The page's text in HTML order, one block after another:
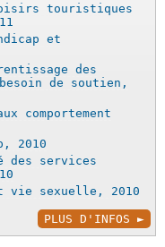
touristiques
et
des
de soutien,
comportement
2010
des services
vie sexuelle, 2010
PLUS D'INFOS